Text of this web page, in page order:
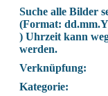
Suche alle Bilder
(Format:
) Uhrzeit kann
werden.
Verknüpfung:
Kategorie: